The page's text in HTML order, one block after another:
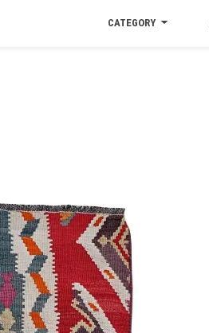
CATEGORY